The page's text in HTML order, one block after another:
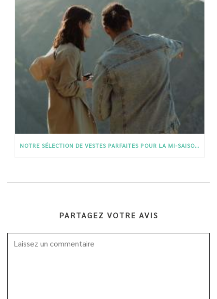
NOTRE SÉLECTION DE VESTES PARFAITES POUR LA MI-SAISON !
PARTAGEZ VOTRE AVIS